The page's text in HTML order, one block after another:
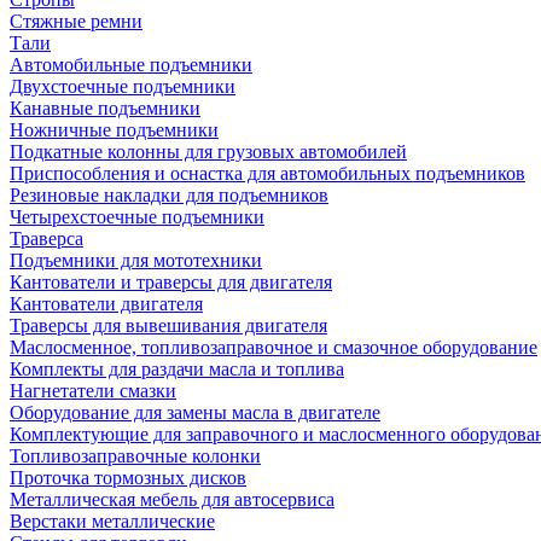
Стяжные ремни
Тали
Автомобильные подъемники
Двухстоечные подъемники
Канавные подъемники
Ножничные подъемники
Подкатные колонны для грузовых автомобилей
Приспособления и оснастка для автомобильных подъемников
Резиновые накладки для подъемников
Четырехстоечные подъемники
Траверса
Подъемники для мототехники
Кантователи и траверсы для двигателя
Кантователи двигателя
Траверсы для вывешивания двигателя
Маслосменное, топливозаправочное и смазочное оборудование
Комплекты для раздачи масла и топлива
Нагнетатели смазки
Оборудование для замены масла в двигателе
Комплектующие для заправочного и маслосменного
Топливозаправочные колонки
Проточка тормозных дисков
Металлическая мебель для автосервиса
Верстаки металлические